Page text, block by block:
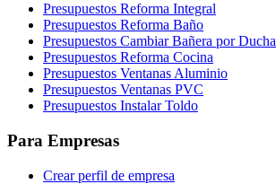
Presupuestos Reforma Integral
Presupuestos Reforma Baño
Presupuestos Cambiar Bañera por Ducha
Presupuestos Reforma Cocina
Presupuestos Ventanas Aluminio
Presupuestos Ventanas PVC
Presupuestos Instalar Toldo
Para Empresas
Crear perfil de empresa